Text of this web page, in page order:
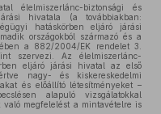
élelmiszerlánc-biztonsági és
hivatala (a továbbiakban:
hatáskörben eljáró járási
országokból származó és a
a 882/2004/EK rendelet 3.
szervezi. Az élelmiszerlánc-
eljáró járási hivatal az első
nagy- és kiskereskedelmi
és előállító létesítményeket –
alapuló vizsgálatokkal
megfelelést a mintavételre is